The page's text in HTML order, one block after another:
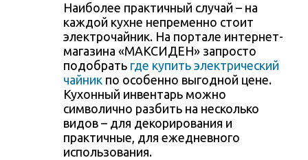
Наиболее практичный случай – на
каждой кухне непременно стоит
электрочайник. На портале интернет-
магазина «МАКСИДЕН» запросто
подобрать где купить электрический
чайник по особенно выгодной цене.
Кухонный инвентарь можно
символично разбить на несколько
видов – для декорирования и
практичные, для ежедневного
использования.